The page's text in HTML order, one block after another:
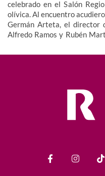
celebrado en el Salón
olívica. Al encuentro
Germán Arteta, el director
Alfredo Ramos y Rubén
Celta Integra Zelnova,